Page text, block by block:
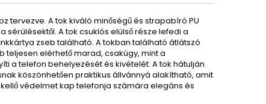
tervezve. A tok kiváló minőségű és strapabíró PU
A tok csuklós elülső része lefedi a
zseb található. A tokban található átlátszó
teljesen elérhető marad, csakúgy, mint a
a telefon behelyezését és kivételét. A tok hátulján
köszönhetően praktikus állvánnyá alakítható, amit
védelmet kap telefonja számára elegáns és